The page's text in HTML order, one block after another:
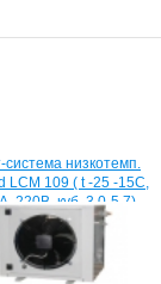
система низкотемп.
LCM 109 ( t -25 -15C,
220В, куб. 3,0-5,7)